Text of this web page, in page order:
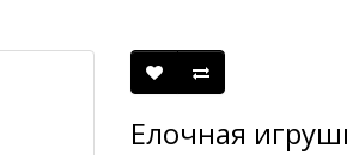
Елочная